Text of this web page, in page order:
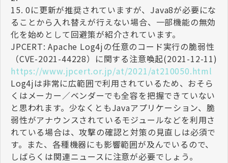
15. 0に更新が推奨されていますが、Java8が必要にな
ることから入れ替えが行えない場合、一部機能の無効
化を始めとして回避策が紹介されています。
JPCERT: Apache Log4jの任意のコード実行の脆弱性
（CVE-2021-44228）に関する注意喚起(2021-12-11)
https://www.jpcert.or.jp/at/2021/at210050.html
Log4jは非常に広範囲で利用されているため、おそら
くはメーカー／ベンダーでも全容を把握できていない
と思われます。少なくともJavaアプリケーション、脆
弱性がアナウンスされているモジュールなどを利用さ
れている場合は、攻撃の確認と対策の見直しは必須で
す。また、各種機器にも影響範囲が及んでいるので、
しばらくは関連ニュースに注意が必要でしょう。